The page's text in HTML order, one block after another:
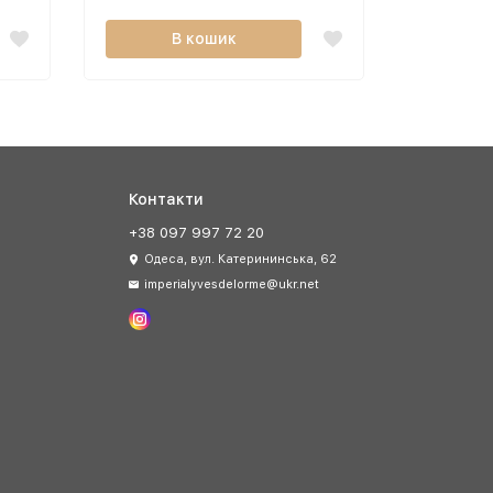
В кошик
Контакти
+38 097 997 72 20
Одеса, вул. Катерининська, 62
imperialyvesdelorme@ukr.net